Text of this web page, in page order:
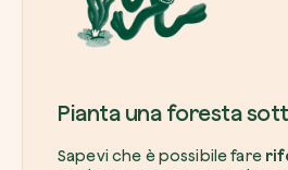
Pianta una foresta
Sapevi che è possibile fare